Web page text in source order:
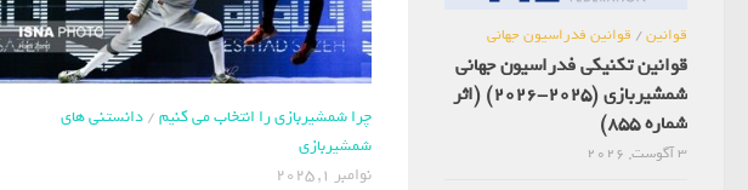
چرا شمشیربازی را انتخاب می کنیم/دانستنی های
شمشیربازی
نوامبر 1, 2025
قوانین/ قوانین فدراسیون جهانی
قوانین تکنیکی فدراسیون جهانی
شمشیربازی (2025-2026) (اثر
شماره 855)
3 آگوست, 2026